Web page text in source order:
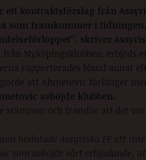
ett kontraktsförslag från
som framkommer i tidningen.
skriver
Nyköpingsklubben, erbjöds
rapporterades bland annat
att Ahmetovic förlänger
avböjde klubben.
stämmer och framför att det
beslutade Assyriska FF att
som avböjde vårt erbjudande,